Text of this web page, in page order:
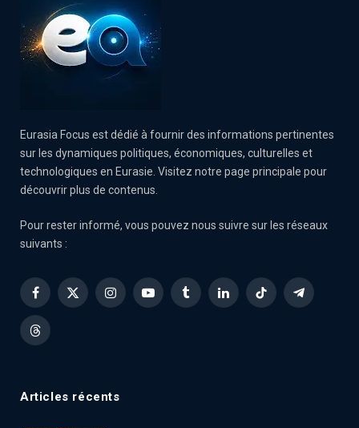
Eurasia Focus est dédié à fournir des informations pertinentes
sur les dynamiques politiques, économiques, culturelles et
technologiques en Eurasie. Visitez notre page principale pour
découvrir plus de contenus.
Pour rester informé, vous pouvez nous suivre sur les réseaux
suivants :
Facebook
X
InstagramYouTubeTumblrLinkedInTikTok Telegram
Threads
Articles récents